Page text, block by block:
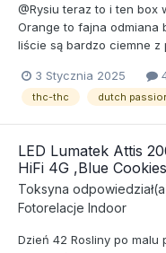
@Rysiu teraz to i ten box
Orange to fajna odmiana
liście są bardzo ciemne z
3 Stycznia 2025
thc-thc dutch
LED Lumatek Attis
HiFi 4G ,Blue
Toksyna
Fotorelacje Indoor
Dzień 42 Rosliny po